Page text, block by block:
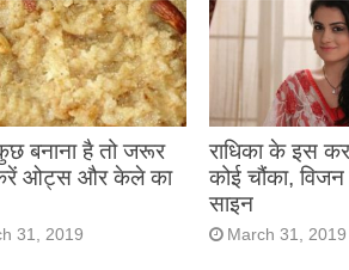
31, 2019
बनाना है तो जरूर
ओट्स और केले का
31, 2019
राधिका के इस
कोई चौंका,
साइन
March 31, 2019